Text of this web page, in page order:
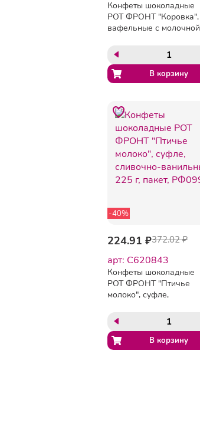
Конфеты шоколадные
РОТ ФРОНТ "Коровка",
вафельные с молочной
РФ09755
-40%
224.91 ₽372.02 ₽
арт: C620843
Конфеты шоколадные
РОТ ФРОНТ "Птичье
молоко", суфле,
225 г, пакет, РФ09922